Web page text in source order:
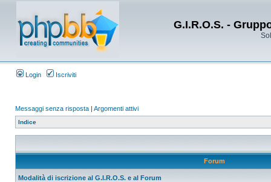
G.I.R.O.S. -
Login Iscriviti
Messaggi senza risposta | Argomenti attivi
Indice
Forum
Modalità di iscrizione al G.I.R.O.S. e al Forum